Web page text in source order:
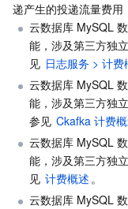
数据开发治理平台
腾讯云 BI
多模态智能数据
大模型视频创作
腾讯混元生3D
腾讯混元大模型
大模型服务平台
消息队列
消息队列
消息队列 Pulsar
消息队列 MQTT
消息队列 CMQ 版
短信
移动推送
邮件推送
实时互动
即时通信 IM
实时音视频
实时互动-教育版
实时互动-工业能源
视频服务
媒体直播
媒体包装
媒体传输
媒体点播
直播录制
媒体处理
媒体处理
视频终端SDK
递产生的投递流量费用
云数据库 MySQL
能，涉及第三方独
见 日志服务 > 计费
云数据库 MySQL
能，涉及第三方独
参见 Ckafka 计费
云数据库 MySQL
能，涉及第三方独
见 计费概述 。
云数据库 MySQL